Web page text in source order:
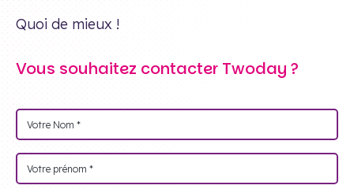
Quoi de mieux !
Vous souhaitez contacter Twoday ?